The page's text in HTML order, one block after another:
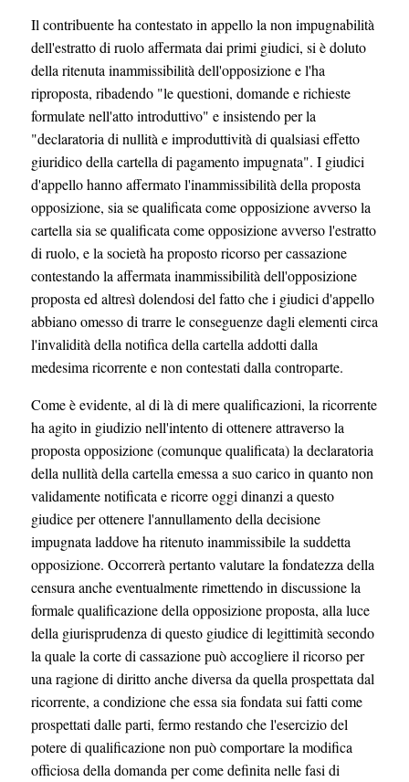
Il contribuente ha contestato in appello la non impugnabilità
dell'estratto di ruolo affermata dai primi giudici, si è doluto
della ritenuta inammissibilità dell'opposizione e l'ha
riproposta, ribadendo "le questioni, domande e richieste
formulate nell'atto introduttivo" e insistendo per la
"declaratoria di nullità e improduttività di qualsiasi effetto
giuridico della cartella di pagamento impugnata". I giudici
d'appello hanno affermato l'inammissibilità della proposta
opposizione, sia se qualificata come opposizione avverso la
cartella sia se qualificata come opposizione avverso l'estratto
di ruolo, e la società ha proposto ricorso per cassazione
contestando la affermata inammissibilità dell'opposizione
proposta ed altresì dolendosi del fatto che i giudici d'appello
abbiano omesso di trarre le conseguenze dagli elementi circa
l'invalidità della notifica della cartella addotti dalla
medesima ricorrente e non contestati dalla controparte.
Come è evidente, al di là di mere qualificazioni, la ricorrente
ha agito in giudizio nell'intento di ottenere attraverso la
proposta opposizione (comunque qualificata) la declaratoria
della nullità della cartella emessa a suo carico in quanto non
validamente notificata e ricorre oggi dinanzi a questo
giudice per ottenere l'annullamento della decisione
impugnata laddove ha ritenuto inammissibile la suddetta
opposizione. Occorrerà pertanto valutare la fondatezza della
censura anche eventualmente rimettendo in discussione la
formale qualificazione della opposizione proposta, alla luce
della giurisprudenza di questo giudice di legittimità secondo
la quale la corte di cassazione può accogliere il ricorso per
una ragione di diritto anche diversa da quella prospettata dal
ricorrente, a condizione che essa sia fondata sui fatti come
prospettati dalle parti, fermo restando che l'esercizio del
potere di qualificazione non può comportare la modifica
officiosa della domanda per come definita nelle fasi di